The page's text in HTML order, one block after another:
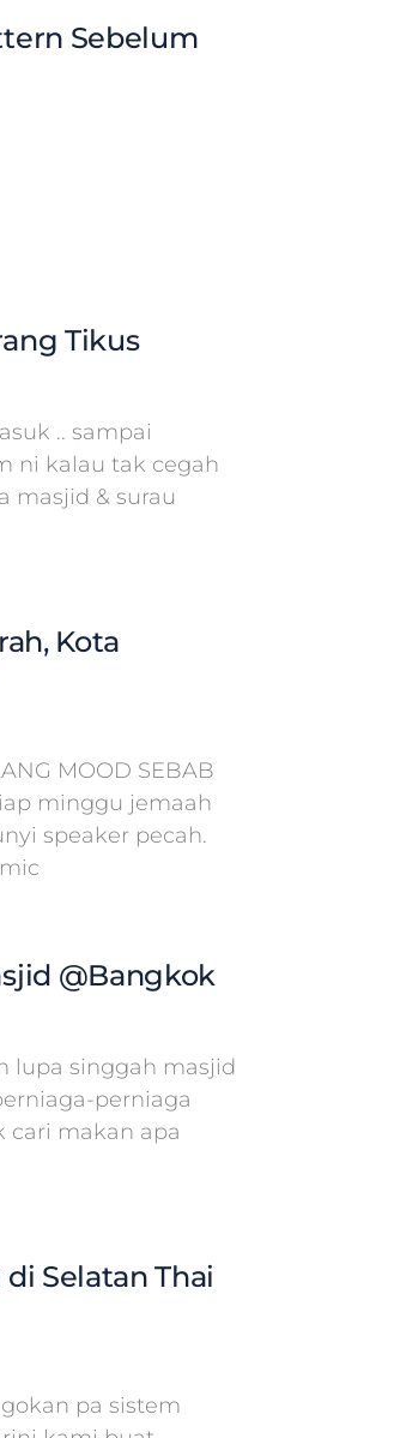
Sebelum
Tikus
.. sampai
ni kalau tak cegah
masjid & surau
Kota
MOOD SEBAB
minggu jemaah
speaker pecah.
@Bangkok
lupa singgah masjid
perniaga
cari makan apa
Selatan Thai
pa sistem